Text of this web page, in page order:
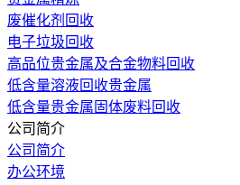
废催化剂回收
电子垃圾回收
高品位贵金属及合金物料回收
低含量溶液回收贵金属
低含量贵金属固体废料回收
公司简介
公司简介
办公环境